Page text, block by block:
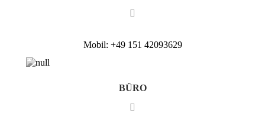
Mobil: +49 151 42093629
BÜRO